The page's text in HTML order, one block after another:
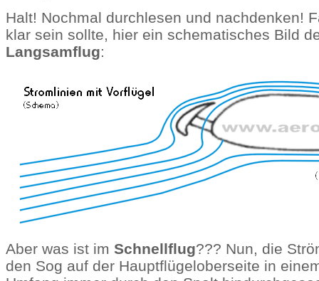
Halt! Nochmal durchlesen und nachdenken!
klar sein sollte, hier ein schematisches Bild
Langsamflug:
Aber was ist im Schnellflug??? Nun, die
den Sog auf der Hauptflügeloberseite in